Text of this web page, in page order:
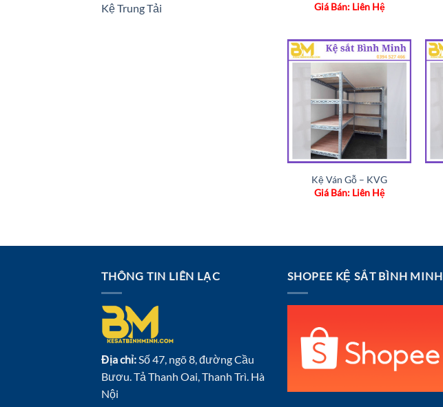
Kệ Trung Tải
Giá Bán: Liên Hệ
wishlist
Kệ Ván Gỗ – KVG
Giá Bán: Liên Hệ
THÔNG TIN LIÊN LẠC
Địa chỉ: Số 47, ngõ 8, đường Cầu
Bươu. Tả Thanh Oai, Thanh Trì. Hà
Nội
SHOPEE KỆ SẮT BÌNH MINH